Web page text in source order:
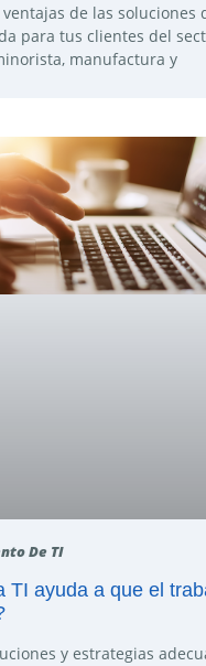
ventajas de las soluciones
para tus clientes del
manufactura y
De TI
TI ayuda a que el
y estrategias